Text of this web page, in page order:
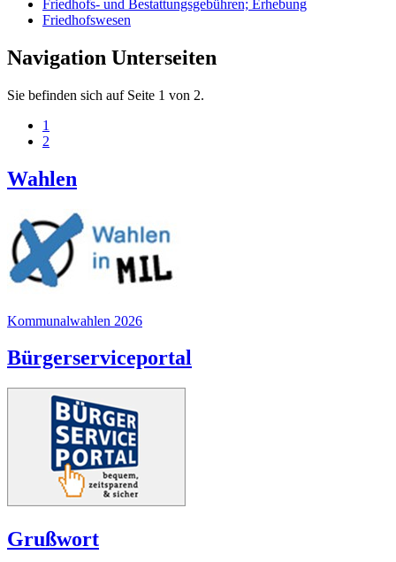
Friedhofs- und Bestattungsgebühren; Erhebung
Friedhofswesen
Navigation Unterseiten
Sie befinden sich auf Seite 1 von 2.
1
2
Wahlen
Kommunalwahlen 2026
Bürgerserviceportal
Grußwort